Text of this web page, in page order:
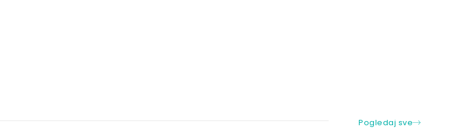
Pogledaj sve